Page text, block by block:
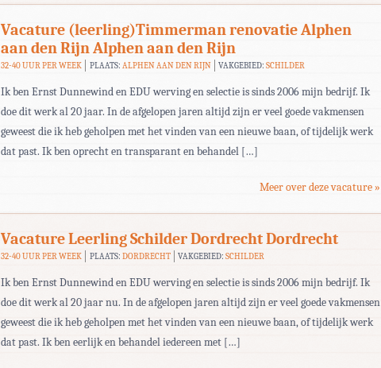
Vacature (leerling)Timmerman renovatie Alphen
aan den Rijn Alphen aan den Rijn
32-40 UUR PER WEEK PLAATS: ALPHEN AAN DEN RIJN VAKGEBIED:SCHILDER
Ik ben Ernst Dunnewind en EDU werving en selectie is sinds 2006 mijn bedrijf. Ik
doe dit werk al 20 jaar. In de afgelopen jaren altijd zijn er veel goede vakmensen
geweest die ik heb geholpen met het vinden van een nieuwe baan, of tijdelijk werk
dat past. Ik ben oprecht en transparant en behandel […]
Meer over deze vacature »
Vacature Leerling Schilder Dordrecht Dordrecht
32-40 UUR PER WEEK PLAATS: DORDRECHT VAKGEBIED:SCHILDER
Ik ben Ernst Dunnewind en EDU werving en selectie is sinds 2006 mijn bedrijf. Ik
doe dit werk al 20 jaar nu. In de afgelopen jaren altijd zijn er veel goede vakmensen
geweest die ik heb geholpen met het vinden van een nieuwe baan, of tijdelijk werk
dat past. Ik ben eerlijk en behandel iedereen met […]